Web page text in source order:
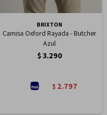
BRIXTON
Camisa Oxford Rayada - Butcher
Azul
$3.290
$ 2.797